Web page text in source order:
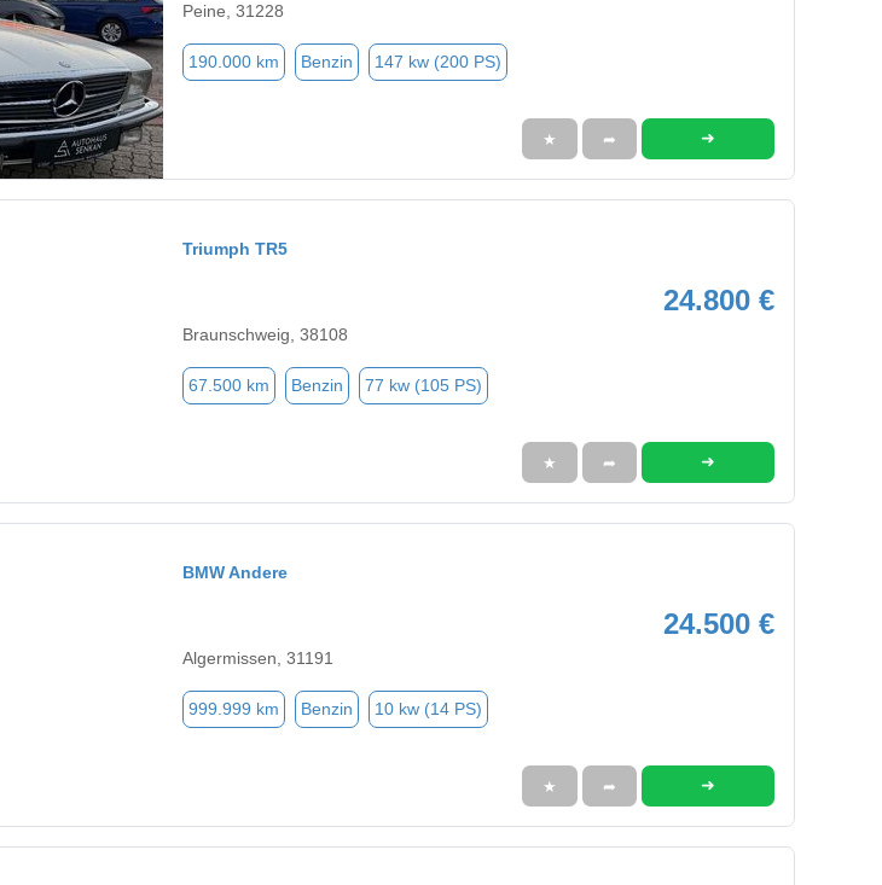
Peine, 31228
190.000 km Benzin 147 kw (200 PS)
★ ➦ ➜
Triumph TR5
24.800 €
Braunschweig, 38108
67.500 km Benzin 77 kw (105 PS)
★ ➦ ➜
BMW Andere
24.500 €
Algermissen, 31191
999.999 km Benzin 10 kw (14 PS)
★ ➦ ➜